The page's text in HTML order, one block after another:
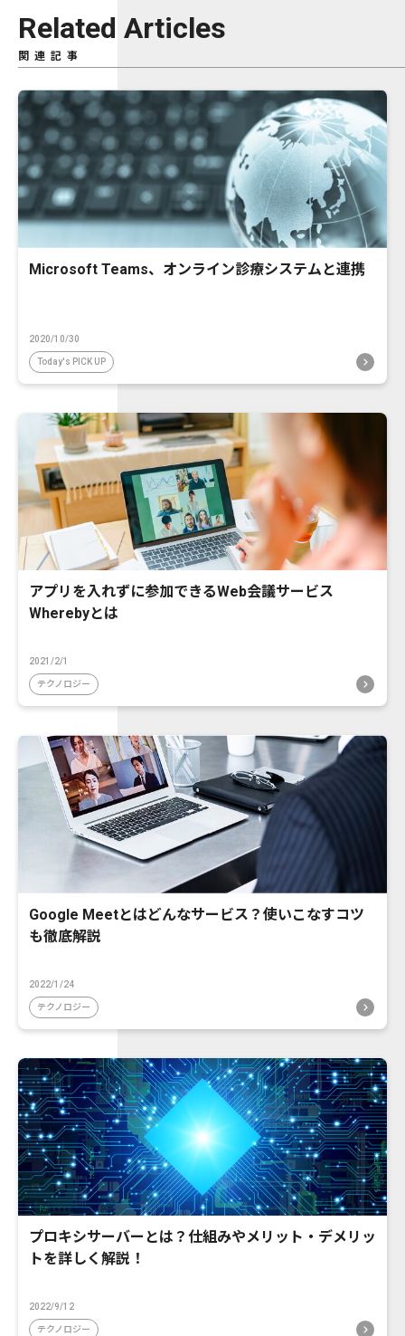
Related Articles
関連記事
Microsoft Teams、オンライン診療システムと連携
2020/10/30
Today's PICK UP
アプリを入れずに参加できるWeb会議サービス
Wherebyとは
2021/2/1
テクノロジー
Google Meetとはどんなサービス？使いこなすコツ
も徹底解説
2022/1/24
テクノロジー
プロキシサーバーとは？仕組みやメリット・デメリッ
トを詳しく解説！
2022/9/12
テクノロジー